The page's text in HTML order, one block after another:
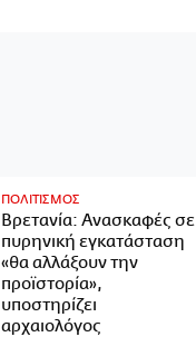
ΠΟΛΙΤΙΣΜΟΣ
Βρετανία: Ανασκαφές σε
πυρηνική εγκατάσταση
«θα αλλάξουν την
προϊστορία»,
υποστηρίζει
αρχαιολόγος